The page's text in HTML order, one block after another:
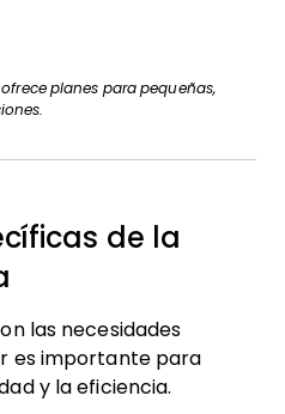
planes para pequeñas,
de la
las necesidades
es importante para
y la eficiencia.